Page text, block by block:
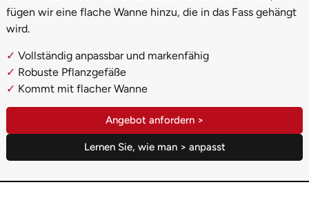
fügen wir eine flache Wanne hinzu, die in das Fass gehängt
wird.
✓ Vollständig anpassbar und markenfähig
✓ Robuste Pflanzgefäße
✓ Kommt mit flacher Wanne
Angebot anfordern >
Lernen Sie, wie man > anpasst